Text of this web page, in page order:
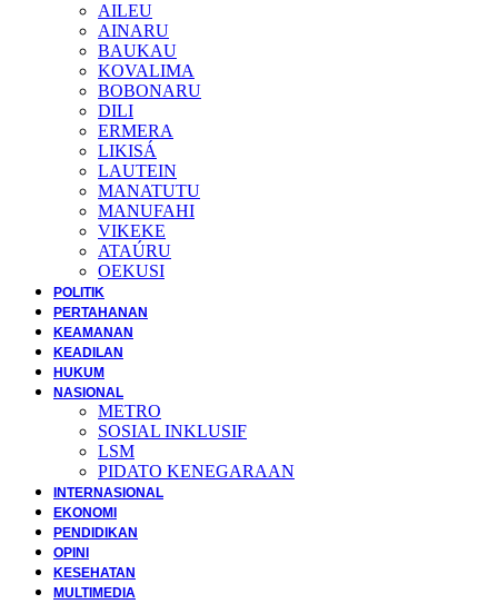
AILEU
AINARU
BAUKAU
KOVALIMA
BOBONARU
DILI
ERMERA
LIKISÁ
LAUTEIN
MANATUTU
MANUFAHI
VIKEKE
ATAÚRU
OEKUSI
POLITIK
PERTAHANAN
KEAMANAN
KEADILAN
HUKUM
NASIONAL
METRO
SOSIAL INKLUSIF
LSM
PIDATO KENEGARAAN
INTERNASIONAL
EKONOMI
PENDIDIKAN
OPINI
KESEHATAN
MULTIMEDIA